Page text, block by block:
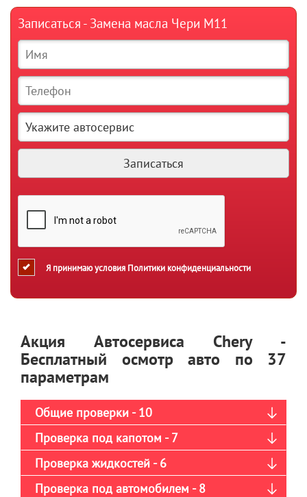
Записаться - Замена масла Чери М11
Я принимаю условия Политики конфиденциальности
Акция Автосервиса Chery -
Бесплатный осмотр авто по 37
параметрам
Общие проверки - 10
Проверка под капотом - 7
Проверка жидкостей - 6
Проверка под автомобилем - 8